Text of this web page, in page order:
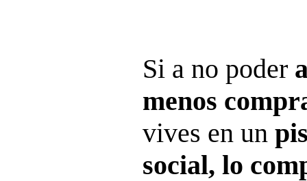
Si a no poder
menos
vives en un
social, lo